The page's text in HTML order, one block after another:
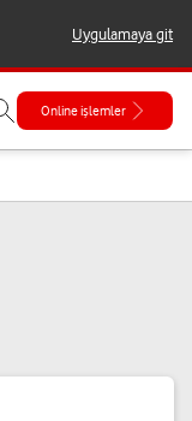
Uygulamaya git
Online işlemler